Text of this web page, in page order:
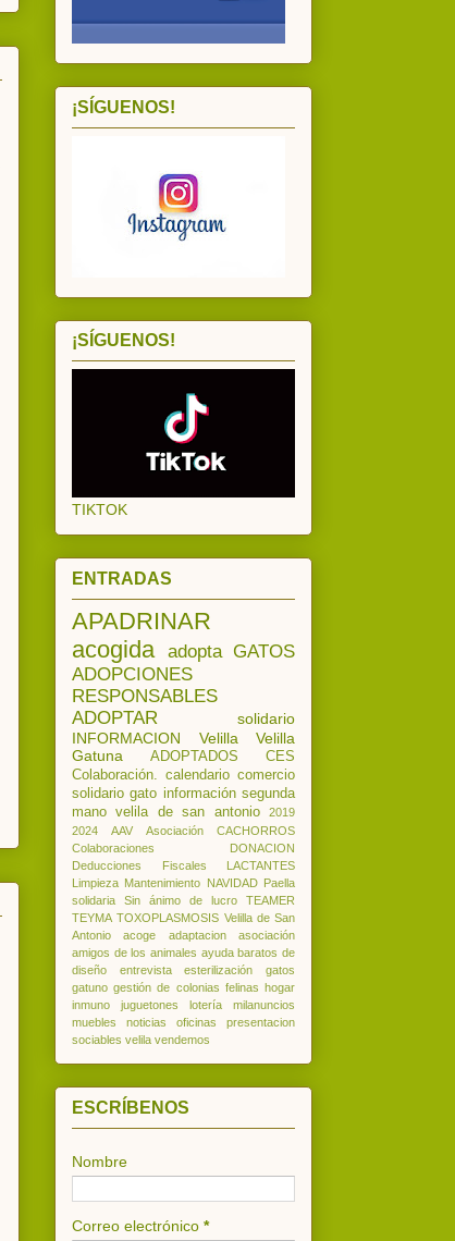
¡SÍGUENOS!
¡SÍGUENOS!
TIKTOK
ENTRADAS
APADRINAR
acogida
adopta GATOS
ADOPCIONES
RESPONSABLES
ADOPTAR
solidario
INFORMACION
Velilla
Velilla
Gatuna
ADOPTADOS
CES
Colaboración. calendario comercio
solidario gato información segunda
mano
velila de san antonio
2019
2024
AAV Asociación
CACHORROS
Colaboraciones
DONACION
Deducciones
Fiscales
LACTANTES
Limpieza Mantenimiento NAVIDAD Paella
solidaria
Sin ánimo de lucro
TEAMER
TEYMA TOXOPLASMOSIS Velilla de San
Antonio
acoge adaptacion
asociación
amigos de los animales ayuda baratos de
diseño
entrevista esterilización
gatos
gatuno gestión de colonias felinas hogar
inmuno
juguetones lotería
milanuncios
muebles
noticias oficinas
presentacion
sociables velila vendemos
ESCRÍBENOS
Nombre
Correo electrónico *